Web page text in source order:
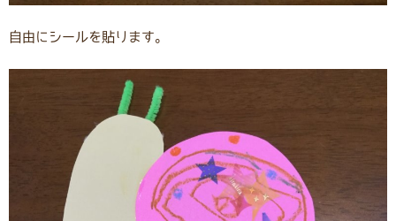
自由にシールを貼ります。